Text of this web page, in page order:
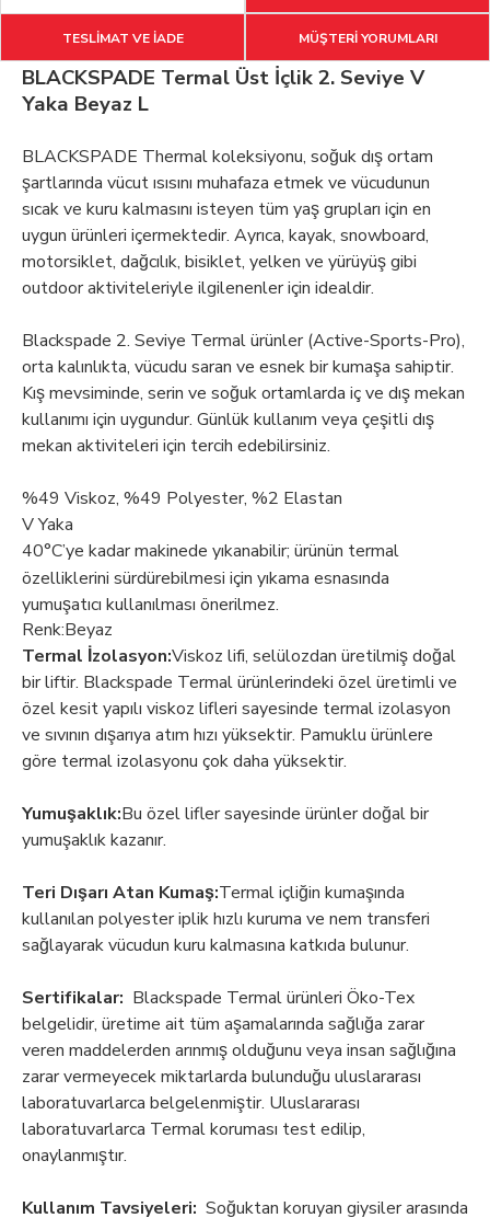
TESLİMAT VE İADE MÜŞTERİ YORUMLARI
BLACKSPADE Termal Üst İçlik 2. Seviye V
Yaka Beyaz L
BLACKSPADE Thermal koleksiyonu, soğuk dış ortam
şartlarında vücut ısısını muhafaza etmek ve vücudunun
sıcak ve kuru kalmasını isteyen tüm yaş grupları için en
uygun ürünleri içermektedir. Ayrıca, kayak, snowboard,
motorsiklet, dağcılık, bisiklet, yelken ve yürüyüş gibi
outdoor aktiviteleriyle ilgilenenler için idealdir.
Blackspade 2. Seviye Termal ürünler (Active-Sports-Pro),
orta kalınlıkta, vücudu saran ve esnek bir kumaşa sahiptir.
Kış mevsiminde, serin ve soğuk ortamlarda iç ve dış mekan
kullanımı için uygundur. Günlük kullanım veya çeşitli dış
mekan aktiviteleri için tercih edebilirsiniz.
%49 Viskoz, %49 Polyester, %2 Elastan
V Yaka
40°C’ye kadar makinede yıkanabilir; ürünün termal
özelliklerini sürdürebilmesi için yıkama esnasında
yumuşatıcı kullanılması önerilmez.
Renk:Beyaz
Termal İzolasyon:Viskoz lifi, selülozdan üretilmiş doğal
bir liftir. Blackspade Termal ürünlerindeki özel üretimli ve
özel kesit yapılı viskoz lifleri sayesinde termal izolasyon
ve sıvının dışarıya atım hızı yüksektir. Pamuklu ürünlere
göre termal izolasyonu çok daha yüksektir.
Yumuşaklık:Bu özel lifler sayesinde ürünler doğal bir
yumuşaklık kazanır.
Teri Dışarı Atan Kumaş:Termal içliğin kumaşında
kullanılan polyester iplik hızlı kuruma ve nem transferi
sağlayarak vücudun kuru kalmasına katkıda bulunur.
Sertifikalar: Blackspade Termal ürünleri Öko-Tex
belgelidir, üretime ait tüm aşamalarında sağlığa zarar
veren maddelerden arınmış olduğunu veya insan sağlığına
zarar vermeyecek miktarlarda bulunduğu uluslararası
laboratuvarlarca belgelenmiştir. Uluslararası
laboratuvarlarca Termal koruması test edilip,
onaylanmıştır.
Kullanım Tavsiyeleri: Soğuktan koruyan giysiler arasında